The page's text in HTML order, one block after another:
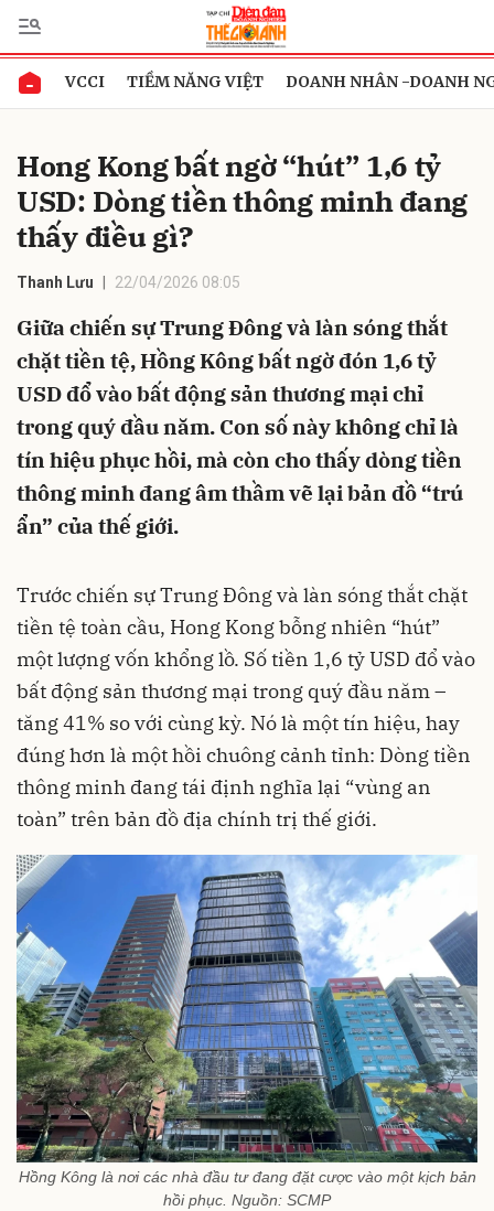
VCCI TIỀM NĂNG VIỆT DOANH NHÂN -DOANH
Hong Kong bất ngờ “hút” 1,6 tỷ
USD: Dòng tiền thông minh đang
thấy điều gì?
Thanh Lưu 22/04/2026 08:05
Giữa chiến sự Trung Đông và làn sóng thắt
chặt tiền tệ, Hồng Kông bất ngờ đón 1,6 tỷ
USD đổ vào bất động sản thương mại chỉ
trong quý đầu năm. Con số này không chỉ là
tín hiệu phục hồi, mà còn cho thấy dòng tiền
thông minh đang âm thầm vẽ lại bản đồ “trú
ẩn” của thế giới.
Trước chiến sự Trung Đông và làn sóng thắt chặt
tiền tệ toàn cầu, Hong Kong bỗng nhiên “hút”
một lượng vốn khổng lồ. Số tiền 1,6 tỷ USD đổ vào
bất động sản thương mại trong quý đầu năm –
tăng 41% so với cùng kỳ. Nó là một tín hiệu, hay
đúng hơn là một hồi chuông cảnh tỉnh: Dòng tiền
thông minh đang tái định nghĩa lại “vùng an
toàn” trên bản đồ địa chính trị thế giới.
Hồng Kông là nơi các nhà đầu tư đang đặt cược vào một kịch bản
hồi phục. Nguồn: SCMP
Gửi bình luận
Hủy Gửi